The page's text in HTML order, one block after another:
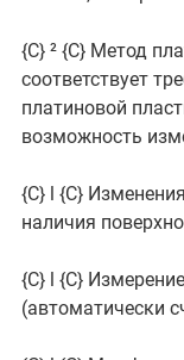
{C}² {C}Метод
соответствует
платиновой
возможность
{C}l {C}Изменения
наличия
{C}l {C}
(автоматически